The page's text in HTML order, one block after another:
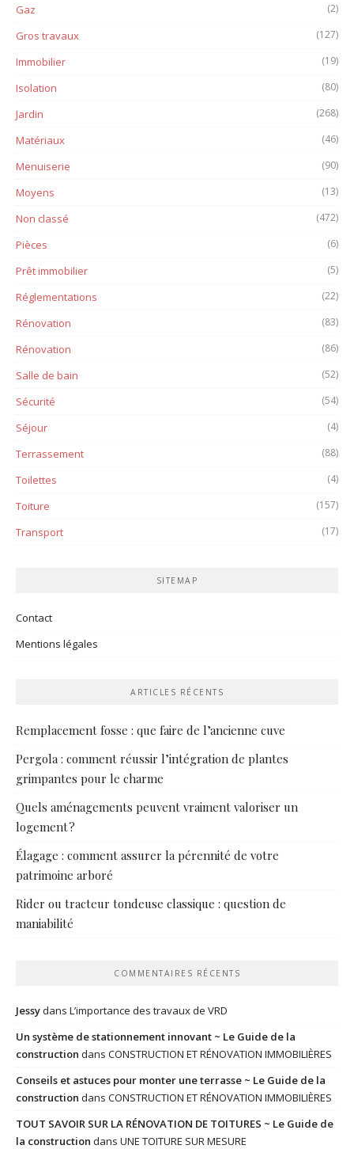
Gaz (2)
Gros travaux (127)
Immobilier (19)
Isolation (80)
Jardin (268)
Matériaux (46)
Menuiserie (90)
Moyens (13)
Non classé (472)
Pièces (6)
Prêt immobilier (5)
Réglementations (22)
Rénovation (83)
Rénovation (86)
Salle de bain (52)
Sécurité (54)
Séjour (4)
Terrassement (88)
Toilettes (4)
Toiture (157)
Transport (17)
SITEMAP
Contact
Mentions légales
ARTICLES RÉCENTS
Remplacement fosse : que faire de l’ancienne cuve
Pergola : comment réussir l’intégration de plantes
grimpantes pour le charme
Quels aménagements peuvent vraiment valoriser un
logement ?
Élagage : comment assurer la pérennité de votre
patrimoine arboré
Rider ou tracteur tondeuse classique : question de
maniabilité
COMMENTAIRES RÉCENTS
Jessydans L’importance des travaux de VRD
Un système de stationnement innovant ~ Le Guide de la
construction dans CONSTRUCTION ET RÉNOVATION IMMOBILIÈRES
Conseils et astuces pour monter une terrasse ~ Le Guide de la
construction dans CONSTRUCTION ET RÉNOVATION IMMOBILIÈRES
TOUT SAVOIR SUR LA RÉNOVATION DE TOITURES ~ Le Guide de
la construction dans UNE TOITURE SUR MESURE